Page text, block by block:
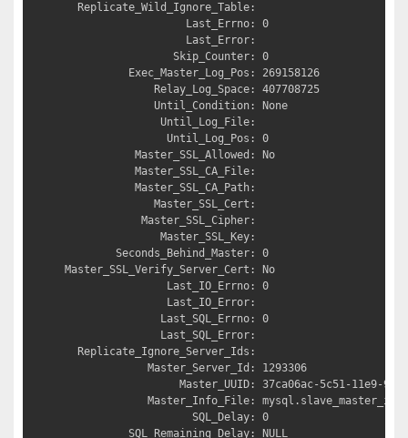
Replicate_Wild_Ignore_Table:
Last_Errno: 0
Last_Error:
Skip_Counter: 0
Exec_Master_Log_Pos: 269158126
Relay_Log_Space: 407708725
Until_Condition: None
Until_Log_File:
Until_Log_Pos: 0
Master_SSL_Allowed: No
Master_SSL_CA_File:
Master_SSL_CA_Path:
Master_SSL_Cert:
Master_SSL_Cipher:
Master_SSL_Key:
Seconds_Behind_Master: 0
Master_SSL_Verify_Server_Cert: No
Last_IO_Errno: 0
Last_IO_Error:
Last_SQL_Errno: 0
Last_SQL_Error:
Replicate_Ignore_Server_Ids:
Master_Server_Id: 1293306
Master_UUID: 37ca06ac-5c51-11e9-9d3b-
Master_Info_File: mysql.slave_master_info
SQL_Delay: 0
SQL_Remaining_Delay: NULL